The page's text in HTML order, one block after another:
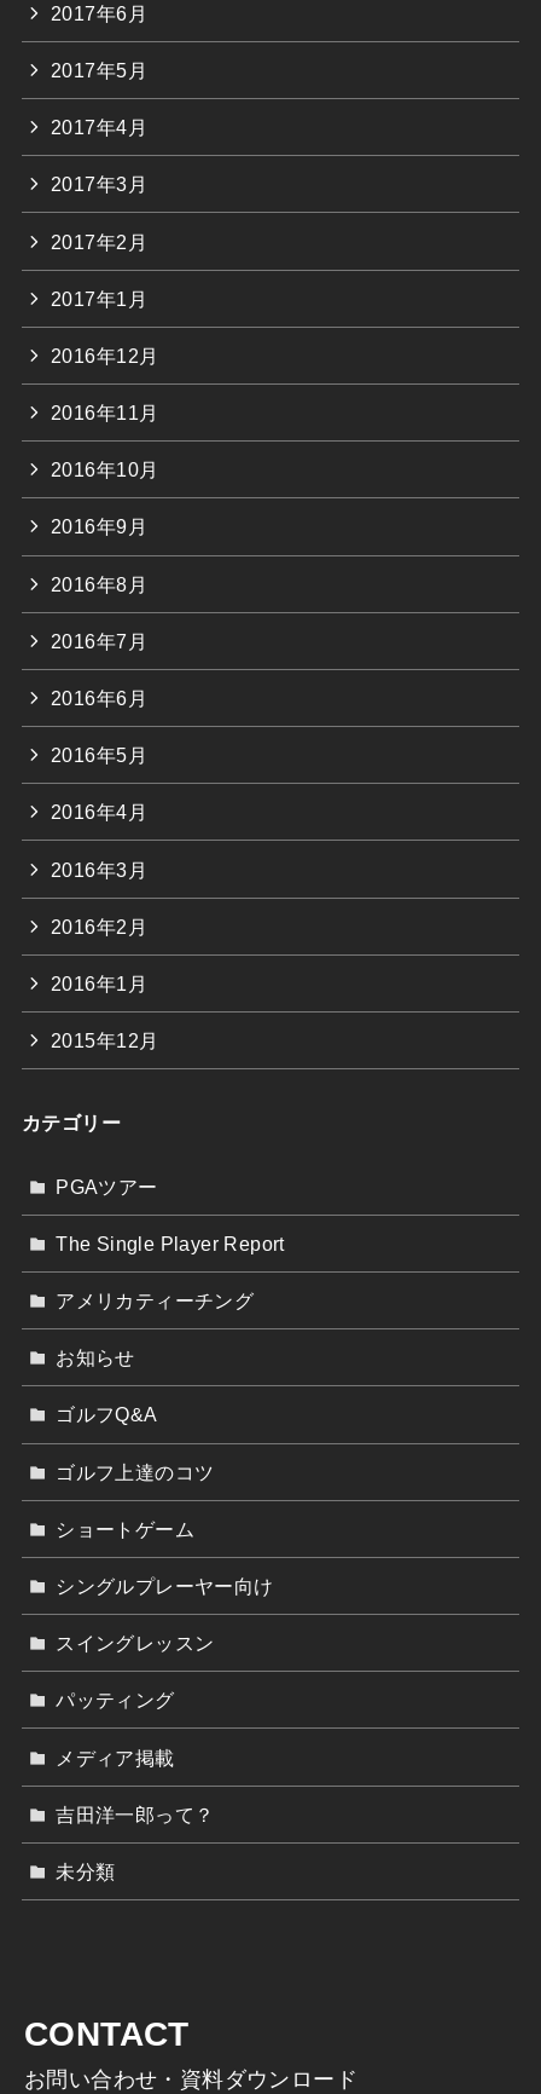
2017年6月
2017年5月
2017年4月
2017年3月
2017年2月
2017年1月
2016年12月
2016年11月
2016年10月
2016年9月
2016年8月
2016年7月
2016年6月
2016年5月
2016年4月
2016年3月
2016年2月
2016年1月
2015年12月
カテゴリー
PGAツアー
The Single Player Report
アメリカティーチング
お知らせ
ゴルフQ&A
ゴルフ上達のコツ
ショートゲーム
シングルプレーヤー向け
スイングレッスン
パッティング
メディア掲載
吉田洋一郎って？
未分類
CONTACT
お問い合わせ・資料ダウンロード